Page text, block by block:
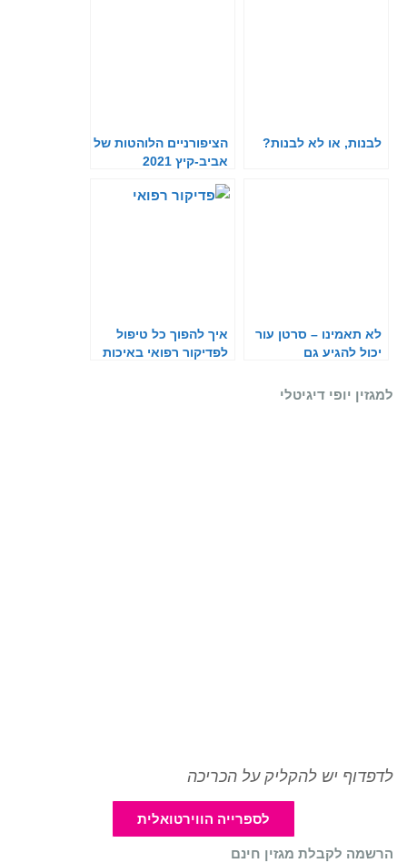
לבנות, או לא לבנות?
הציפורניים הלוהטות של
אביב-קיץ 2021
לא תאמינו – סרטן עור
יכול להגיע גם
איך להפוך כל טיפול
לפדיקור רפואי באיכות
למגזין יופי דיגיטלי
לדפדוף יש להקליק על הכריכה
לספרייה הווירטואלית
הרשמה לקבלת מגזין חינם